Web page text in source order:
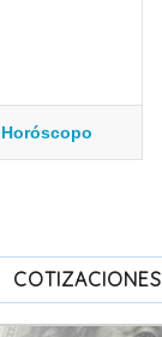
Horóscopo
COTIZACIONES